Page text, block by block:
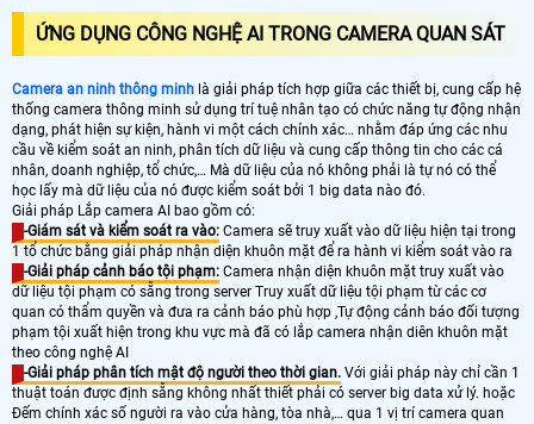
ỨNG DỤNG CÔNG NGHỆ AI TRONG CAMERA QUAN SÁT
Camera an ninh thông minh là giải pháp tích hợp giữa các thiết bị, cung cấp hệ
thống camera thông minh sử dụng trí tuệ nhân tạo có chức năng tự động nhận
dạng, phát hiện sự kiện, hành vi một cách chính xác… nhằm đáp ứng các nhu
cầu về kiểm soát an ninh, phân tích dữ liệu và cung cấp thông tin cho các cá
nhân, doanh nghiệp, tổ chức,… Mà dữ liệu của nó không phải là tự nó có thể
học lấy mà dữ liệu của nó được kiểm soát bởi 1 big data nào đó.
Giải pháp Lắp camera AI bao gồm có:
-Giám sát và kiểm soát ra vào: Camera sẽ truy xuất vào dữ liệu hiện tại trong
1 tổ chức bằng giải pháp nhận diện khuôn mặt để ra hành vi kiểm soát vào ra
-Giải pháp cảnh báo tội phạm: Camera nhận diện khuôn mặt truy xuất vào
dữ liệu tội phạm có sẵng trong server Truy xuất dữ liệu tội phạm từ các cơ
quan có thẩm quyền và đưa ra cảnh báo phù hợp ,Tự động cảnh báo đối tượng
phạm tội xuất hiện trong khu vực mà đã có lắp camera nhận diên khuôn mặt
theo công nghệ AI
-Giải pháp phân tích mật độ người theo thời gian. Với giải pháp này chỉ cần 1
thuật toán được định sẵng không nhất thiết phải có server big data xử lý. hoặc
Đếm chính xác số người ra vào cửa hàng, tòa nhà,… qua 1 vị trí camera quan